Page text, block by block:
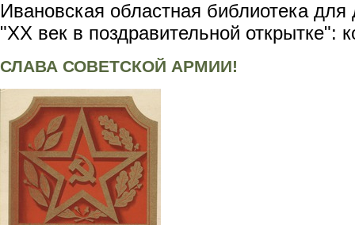
Ивановская областная библиотека
"XX век в поздравительной открытке":
СЛАВА СОВЕТСКОЙ АРМИИ!